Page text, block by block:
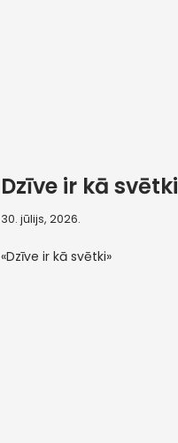
Dzīve ir kā svētki
30. jūlijs, 2026.
«Dzīve ir kā svētki»